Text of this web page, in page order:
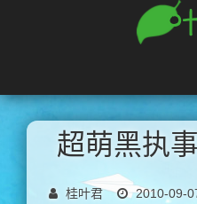
超萌黑执
桂叶君 2010-09-